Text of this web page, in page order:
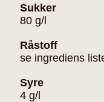
Sukker
80 g/l
Råstoff
se ingrediens
Syre
4 g/l